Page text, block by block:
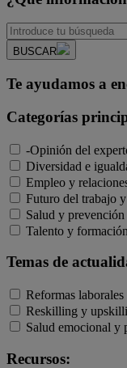
BUSCAR
Te ayudamos a
Categorías
-Opinión del
Diversidad e
Empleo y
Futuro del trabajo
Salud y prevención
Talento y formación
Temas de
Reformas laborales
Reskilling y
Salud emocional y
Recursos: